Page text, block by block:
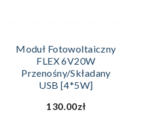
Moduł Fotowoltaiczny
FLEX 6V20W
Przenośny/składany
USB [4*5W]
130.00zł